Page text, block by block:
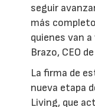
seguir
más
quienes van
Brazo, CEO
La firma de
nueva etapa
Living, que